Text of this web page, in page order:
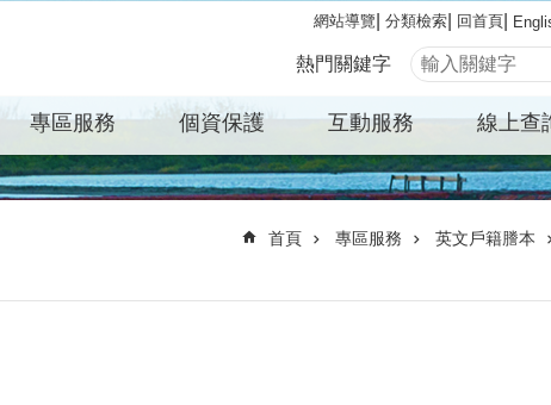
網站導覽 分類檢索 回首頁
熱門關鍵字 搜尋
專區服務 個資保護 互動服務 線上查
首頁 專區服務 英文戶籍謄本